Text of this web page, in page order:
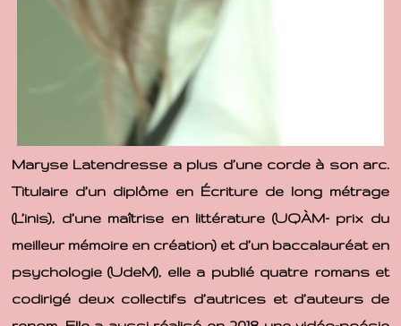
Maryse Latendresse a plus d’une corde à son arc.
Titulaire d’un diplôme en Écriture de long métrage
(L’inis), d’une maîtrise en littérature (UQÀM- prix du
meilleur mémoire en création) et d’un baccalauréat en
psychologie (UdeM), elle a publié quatre romans et
codirigé deux collectifs d’autrices et d’auteurs de